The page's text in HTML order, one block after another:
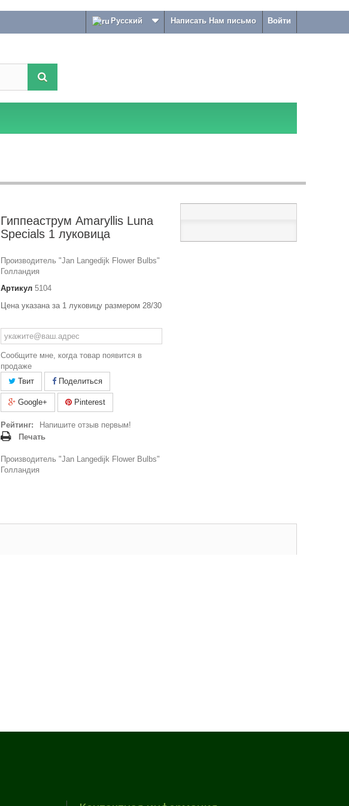
Войти
Написать Нам письмо
Русский
Гиппеаструм Amaryllis Luna
Specials 1 луковица
Производитель "Jan Langedijk Flower Bulbs"
Голландия
Артикул 5104
Цена указана за 1 луковицу размером 28/30
Сообщите мне, когда товар появится в
продаже
Твит
Поделиться
Google+ Pinterest
Рейтинг:
Напишите отзыв первым!
Печать
Производитель "Jan Langedijk Flower Bulbs"
Голландия